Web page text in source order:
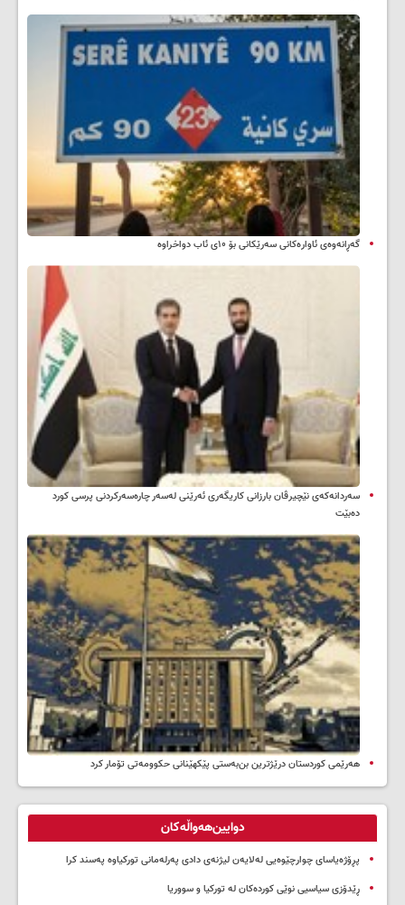
گەڕانەوەی ئاوارەکانی سەرێکانی بۆ ۱۰ی ئاب دواخراوە
سه‌ردانه‌کەی نێچیرڤان بارزانی كاریگه‌ری ئه‌رێنی له‌سه‌ر چاره‌سه‌ركردنی پرسی كورد
ده‌بێت
هەرێمی کوردستان درێژترین بن‌بەستی پێکهێنانی حکوومەتی تۆمار کرد
دوایین‌هەواڵەکان
پڕۆژەیاسای چوارچێوەیی لەلایەن لیژنەی دادی پەرلەمانی تورکیاوە پەسند کرا
ڕێدۆزی سیاسیی نوێی کوردەکان لە تورکیا و سووریا